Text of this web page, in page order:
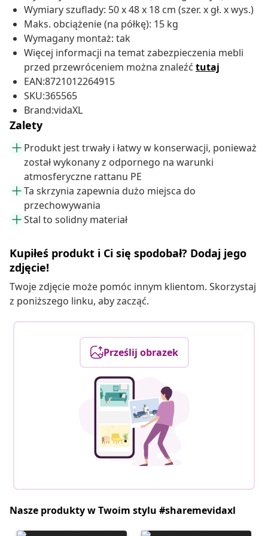
Wymiary szuflady: 50 x 48 x 18 cm (szer. x gł. x wys.)
Maks. obciążenie (na półkę): 15 kg
Wymagany montaż: tak
Więcej informacji na temat zabezpieczenia mebli
przed przewróceniem można znaleźć tutaj
EAN:8721012264915
SKU:365565
Brand:vidaXL
Zalety
Produkt jest trwały i łatwy w konserwacji, ponieważ
został wykonany z odpornego na warunki
atmosferyczne rattanu PE
Ta skrzynia zapewnia dużo miejsca do
przechowywania
Stal to solidny materiał
Kupiłeś produkt i Ci się spodobał? Dodaj jego
zdjęcie!
Twoje zdjęcie może pomóc innym klientom. Skorzystaj
z poniższego linku, aby zacząć.
Prześlij obrazek
Nasze produkty w Twoim stylu #sharemevidaxl